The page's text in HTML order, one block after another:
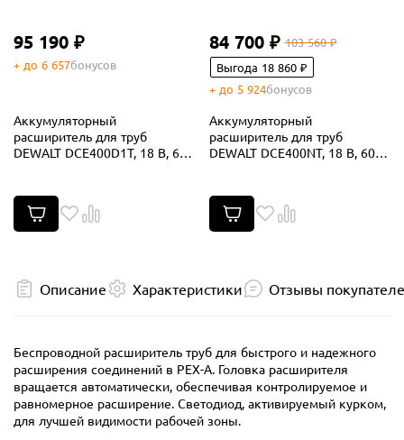
95 190 ₽
+ до 6 657бонусов
Аккумуляторный
расширитель для труб
DEWALT DCE400D1T, 18 В, 60
84 700 ₽ 103 560 ₽
Выгода 18 860 ₽
+ до 5 924бонусов
Аккумуляторный
расширитель для труб
DEWALT DCE400NT, 18 В, 60
XJ)
Описание Характеристики Отзывы
Беспроводной расширитель труб для быстрого и надежного
расширения соединений в PEX-A. Головка расширителя
вращается автоматически, обеспечивая контролируемое и
равномерное расширение. Светодиод, активируемый курком,
для лучшей видимости рабочей зоны.